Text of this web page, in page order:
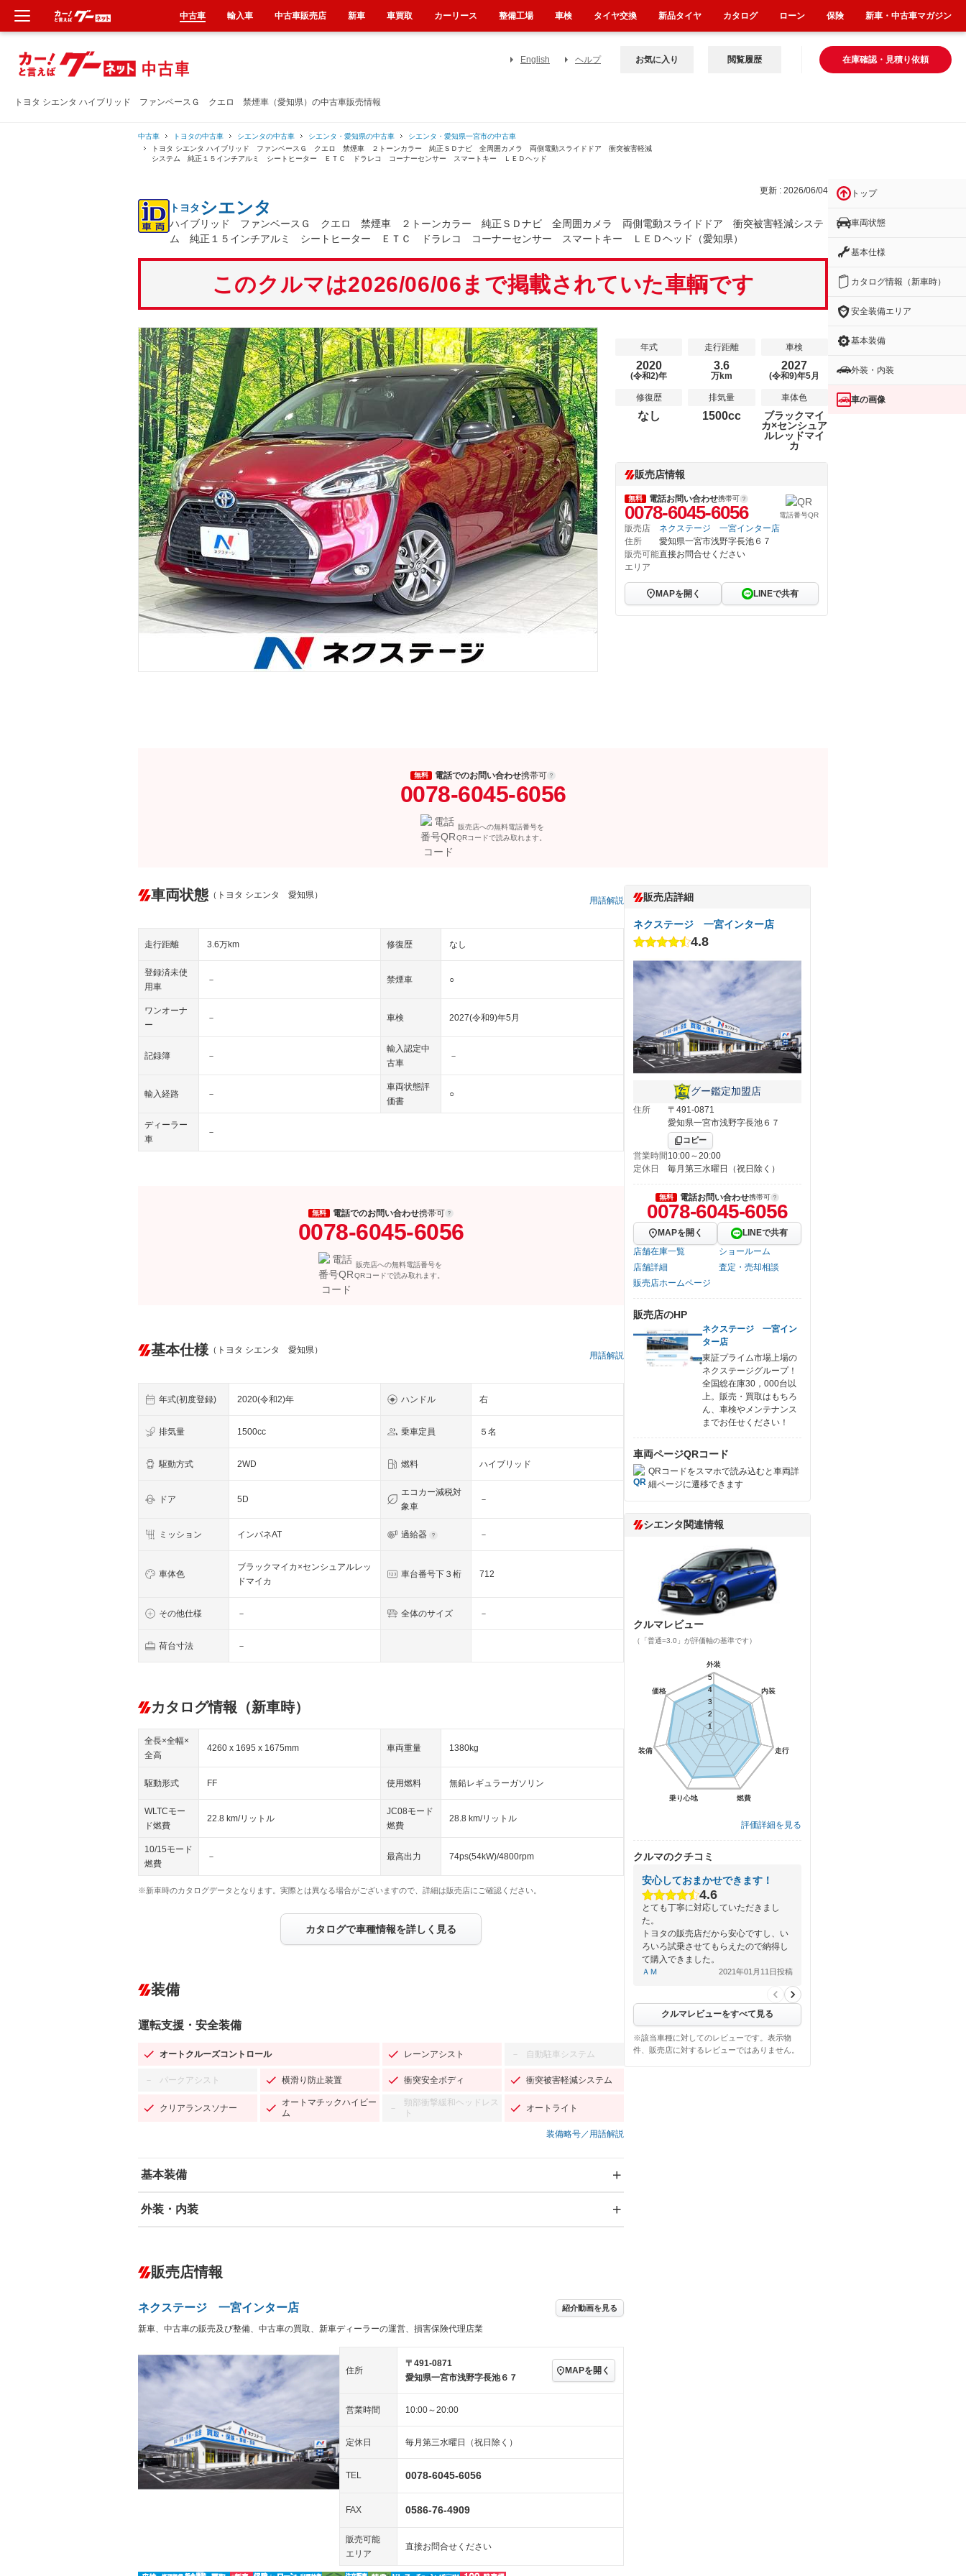
トヨタ シエンタ ハイブリッド ファンベースＧ クエロ 禁煙車（愛知県）の中古車販売情報
English ヘルプ 在庫確認・見積り依頼
お気に入り 閲覧履歴
中古車 トヨタの中古車 シエンタの中古車 シエンタ・愛知県の中古車
シエンタ・愛知県一宮市の中古車
トヨタ シエンタ ハイブリッド ファンベースＧ クエロ 禁煙車 ２トーンカラー 純正ＳＤナビ 全周囲カメラ 両側電動スライドドア 衝突被害軽減
システム 純正１５インチアルミ シートヒーター ＥＴＣ ドラレコ コーナーセンサー スマートキー ＬＥＤヘッド
更新 : 2026/06/04
トヨタ シエンタ
ハイブリッド ファンベースＧ クエロ 禁煙車 ２トーンカラー 純正ＳＤナビ 全周囲カメラ 両側電動スライドドア 衝突被害軽減システ
ム 純正１５インチアルミ シートヒーター ＥＴＣ ドラレコ コーナーセンサー スマートキー ＬＥＤヘッド（愛知県）
このクルマは2026/06/06まで掲載されていた車輌です
年式
2020
(令和2)年
走行距離
3.6
万km
車検
2027
(令和9)年5月
修復歴
なし
排気量
1500cc
車体色
ブラックマイ
カ×センシュア
ルレッドマイ
カ
販売店情報
無料 電話お問い合わせ携帯可
0078-6045-6056 電話番号QR
販売店
ネクステージ 一宮インター店
住所
愛知県一宮市浅野字長池６７
販売可能
エリア
直接お問合せください
MAPを開く LINEで共有
無料 電話でのお問い合わせ携帯可
0078-6045-6056
販売店への無料電話番号を
QRコードで読み取れます。
車両状態 （トヨタ シエンタ 愛知県）
用語解説
走行距離 3.6万km 修復歴 なし
登録済未使
用車
－ 禁煙車 ○
ワンオーナ
ー
－ 車検 2027(令和9)年5月
記録簿 －
輸入認定中
古車
－
輸入経路 －
車両状態評
価書
○
ディーラー
車
－
無料 電話でのお問い合わせ携帯可
0078-6045-6056
販売店への無料電話番号を
QRコードで読み取れます。
基本仕様 （トヨタ シエンタ 愛知県）
用語解説
年式(初度登録) 2020(令和2)年 ハンドル 右
排気量 1500cc 乗車定員 ５名
駆動方式 2WD 燃料 ハイブリッド
ドア 5D
エコカー減税対
象車
－
ミッション インパネAT 過給器 －
車体色
ブラックマイカ×センシュアルレッ
ドマイカ
車台番号下３桁 712
その他仕様 － 全体のサイズ －
荷台寸法 －
カタログ情報（新車時）
全長×全幅×
全高
4260 x 1695 x 1675mm 車両重量 1380kg
駆動形式 FF 使用燃料 無鉛レギュラーガソリン
WLTCモー
ド燃費
22.8 km/リットル
JC08モード
燃費
28.8 km/リットル
10/15モード
燃費
－ 最高出力 74ps(54kW)/4800rpm
※新車時のカタログデータとなります。実際とは異なる場合がございますので、詳細は販売店にご確認ください。
カタログで車種情報を詳しく見る
装備
運転支援・安全装備
オートクルーズコントロール レーンアシスト － 自動駐車システム
－ パークアシスト 横滑り防止装置 衝突安全ボディ 衝突被害軽減システム
クリアランスソナー
オートマチックハイビー
ム
－
頸部衝撃緩和ヘッドレス
ト
オートライト
装備略号／用語解説
基本装備
エアバッグ：運転席/助手席/サイド
－ ダウンヒルアシストコントロール
Bluetooth接続 － 100V電源 センターデフロック
装備略号／用語解説
外装・内装
オーディオ：CDまたはCDチェンジャー／ミュージック
サーバー
－
ヘッドライトウォッシャ
ー
－ 革シート キーレス
LEDヘッドランプ － HID(キセノンライト) － ポータブルナビ
ETC － エアロ スマートキー ローダウン
ランフラットタイヤ － パワーシート 3列シート ベンチシート
フルフラットシート チップアップシート オットマン
シートヒーター － ウォークスルー 後席モニター
フロントカメラ － シートエアコン
－ ルーフレール － エアサスペンション
販売店情報
ネクステージ 一宮インター店 紹介動画を見る
新車、中古車の販売及び整備、中古車の買取、新車ディーラーの運営、損害保険代理店業
住所
〒491-0871
愛知県一宮市浅野字長池６７
MAPを開く
営業時間 10:00～20:00
定休日 毎月第三水曜日（祝日除く）
TEL 0078-6045-6056
FAX 0586-76-4909
販売可能
エリア
直接お問合せください
販売店詳細
ネクステージ 一宮インター店
4.8
グー鑑定加盟店
住所
〒491-0871
愛知県一宮市浅野字長池６７
コピー
営業時間10:00～20:00
定休日
毎月第三水曜日（祝日除く）
無料 電話お問い合わせ携帯可
0078-6045-6056
MAPを開く
LINEで共有
店舗在庫一覧
ショールーム
店舗詳細
査定・売却相談
販売店ホームページ
販売店のHP
ネクステージ 一宮イン
ター店
東証プライム市場上場の
ネクステージグループ！
全国総在庫30，000台以
上。販売・買取はもちろ
ん、車検やメンテナンス
までお任せください！
車両ページQRコード
QRコードをスマホで読み込むと車両詳
細ページに遷移できます
シエンタ関連情報
クルマレビュー
（「普通=3.0」が評価軸の基準です）
外装
内装
走行
燃費
乗り心地
装備
価格
1
2
3
4
5
外装
内装
走行
燃費
乗り心地
装備
価格
1
2
3
4
5
評価詳細を見る
クルマのクチコミ
安心しておまかせできます！
4.6
とても丁寧に対応していただきまし
た。
トヨタの販売店だから安心ですし、い
ろいろ試乗させてもらえたので納得し
て購入できました。
ＡＭ 2021年01月11日投稿
クルマレビューをすべて見る
※該当車種に対してのレビューです。表示物
件、販売店に対するレビューではありません。
トップ
車両状態
基本仕様
カタログ情報（新車時）
安全装備エリア
基本装備
外装・内装
車の画像
中古車 輸入車 中古車販売店 新車 車買取 カーリース 整備工場 車検 タイヤ交換 新品タイヤ カタログ ローン 保険 新車・中古車マガジン
新車
中古車